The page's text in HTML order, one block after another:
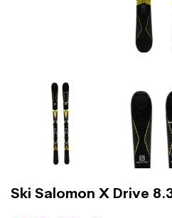
Ski Salomon X Drive